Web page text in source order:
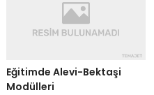
Eğitimde Alevi-Bektaşi
Modülleri